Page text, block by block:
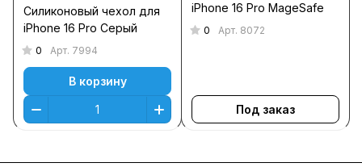
Силиконовый чехол для
iPhone 16 Pro Серый
0 Арт. 7994
В корзину
iPhone 16 Pro MageSafe
0 Арт. 8072
Под заказ